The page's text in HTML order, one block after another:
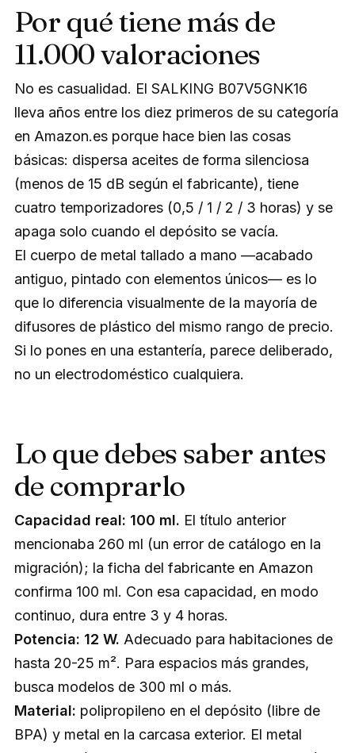
Por qué tiene más de
11.000 valoraciones
No es casualidad. El SALKING B07V5GNK16
lleva años entre los diez primeros de su categoría
en Amazon.es porque hace bien las cosas
básicas: dispersa aceites de forma silenciosa
(menos de 15 dB según el fabricante), tiene
cuatro temporizadores (0,5 / 1 / 2 / 3 horas) y se
apaga solo cuando el depósito se vacía.
El cuerpo de metal tallado a mano —acabado
antiguo, pintado con elementos únicos— es lo
que lo diferencia visualmente de la mayoría de
difusores de plástico del mismo rango de precio.
Si lo pones en una estantería, parece deliberado,
no un electrodoméstico cualquiera.
Lo que debes saber antes
de comprarlo
Capacidad real: 100 ml. El título anterior
mencionaba 260 ml (un error de catálogo en la
migración); la ficha del fabricante en Amazon
confirma 100 ml. Con esa capacidad, en modo
continuo, dura entre 3 y 4 horas.
Potencia: 12 W. Adecuado para habitaciones de
hasta 20-25 m². Para espacios más grandes,
busca modelos de 300 ml o más.
Material: polipropileno en el depósito (libre de
BPA) y metal en la carcasa exterior. El metal